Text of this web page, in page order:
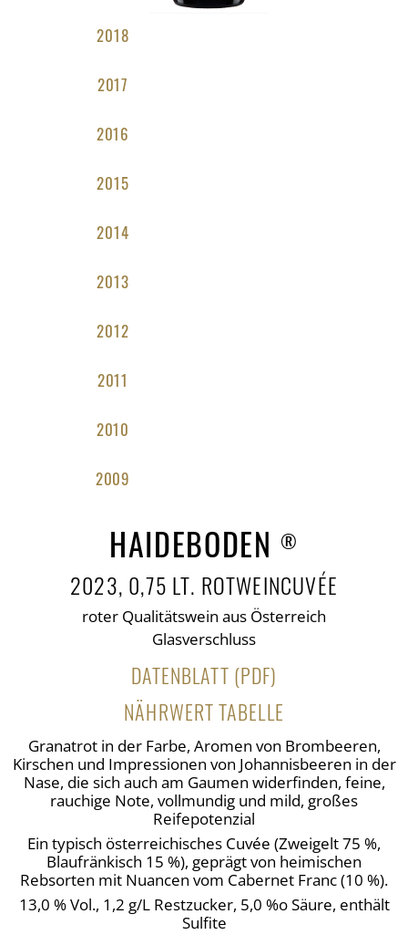
2018
2017
2016
2015
2014
2013
2012
2011
2010
2009
HAIDEBODEN ®
2023, 0,75 LT. ROTWEINCUVÉE
roter Qualitätswein aus Österreich
Glasverschluss
DATENBLATT (PDF)
NÄHRWERT TABELLE
Granatrot in der Farbe, Aromen von Brombeeren,
Kirschen und Impressionen von Johannisbeeren in der
Nase, die sich auch am Gaumen widerfinden, feine,
rauchige Note, vollmundig und mild, großes
Reifepotenzial
Ein typisch österreichisches Cuvée (Zweigelt 75 %,
Blaufränkisch 15 %), geprägt von heimischen
Rebsorten mit Nuancen vom Cabernet Franc (10 %).
13,0 % Vol., 1,2 g/L Restzucker, 5,0 %o Säure, enthält
Sulfite